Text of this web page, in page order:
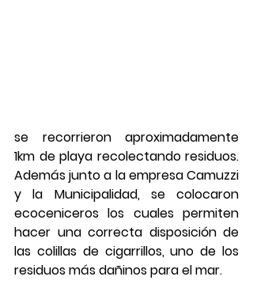
se recorrieron aproximadamente
1km de playa recolectando residuos.
Además junto a la empresa Camuzzi
y la Municipalidad, se colocaron
ecoceniceros los cuales permiten
hacer una correcta disposición de
las colillas de cigarrillos, uno de los
residuos más dañinos para el mar.